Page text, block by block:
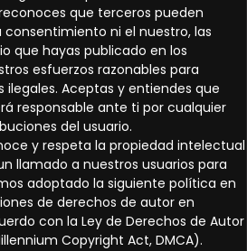
que terceros pueden
ni el nuestro, las
que hayas publicado en los
esfuerzos razonables para
Aceptas y entiendes que
responsable ante ti por cualquier
del usuario.
y respeta la propiedad intelectual
llamado a nuestros usuarios para
adoptado la siguiente política en
de derechos de autor en
con la Ley de Derechos de Autor
Copyright Act, DMCA).